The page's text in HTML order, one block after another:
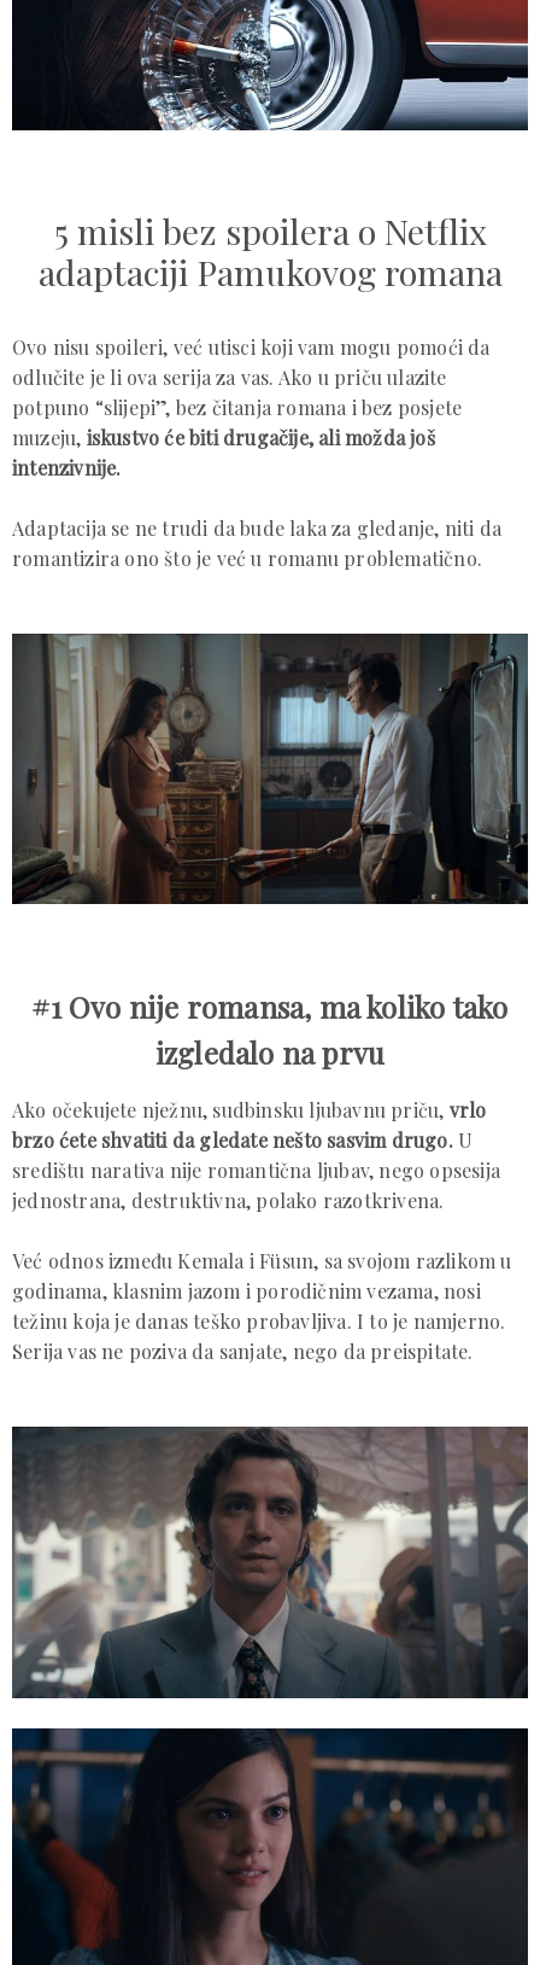
5 misli bez spoilera o Netflix
adaptaciji Pamukovog romana
Ovo nisu spoileri, već utisci koji vam mogu pomoći da
odlučite je li ova serija za vas. Ako u priču ulazite
potpuno “slijepi”, bez čitanja romana i bez posjete
muzeju, iskustvo će biti drugačije, ali možda još
intenzivnije.
Adaptacija se ne trudi da bude laka za gledanje, niti da
romantizira ono što je već u romanu problematično.
#1 Ovo nije romansa, ma koliko tako
izgledalo na prvu
Ako očekujete nježnu, sudbinsku ljubavnu priču, vrlo
brzo ćete shvatiti da gledate nešto sasvim drugo.U
središtu narativa nije romantična ljubav, nego opsesija
jednostrana, destruktivna, polako razotkrivena.
Već odnos između Kemala i Füsun, sa svojom razlikom u
godinama, klasnim jazom i porodičnim vezama, nosi
težinu koja je danas teško probavljiva. I to je namjerno.
Serija vas ne poziva da sanjate, nego da preispitate.